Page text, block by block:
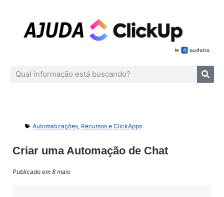
Automatizações, Recursos e ClickApps
Criar uma Automação de Chat
Publicado em 8 maio